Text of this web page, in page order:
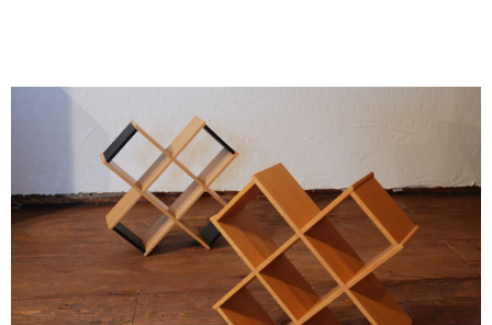
収納家具
Storage
木の小物・その他
Furniture
造り付け家具
Build-in
オーダーキッチン
Order-kitchen